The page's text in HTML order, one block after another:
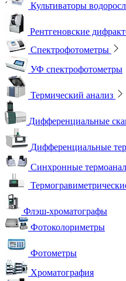
Культиваторы
Рентгеновские
Спектрофотометры
УФ спектрофотометры
Термический анализ
Дифференциальные
Дифференциальные
Синхронные
Флэш-хроматографы
Фотоколориметры
Фотометры
Хроматография